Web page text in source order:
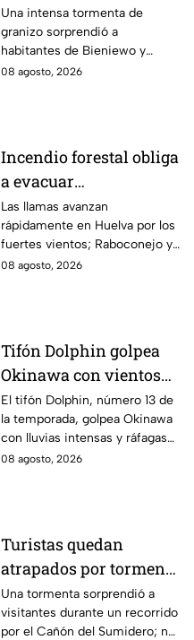
vehículos en Polonia
Una intensa tormenta de
granizo sorprendió a
habitantes de Bieniewo y
provocó daños en los cristales
08 agosto, 2026
Incendio forestal obliga
a evacuar
comunidades en
Huelva
Las llamas avanzan
rápidamente en Huelva por los
fuertes vientos; Raboconejo y
Caballón fueron evacuadas
08 agosto, 2026
Tifón Dolphin golpea
Okinawa con vientos
de hasta 157 km/h
El tifón Dolphin, número 13 de
la temporada, golpea Okinawa
con lluvias intensas y ráfagas
de hasta 157 kilómetros por
08 agosto, 2026
Turistas quedan
atrapados por tormenta
en el Cañón del
Sumidero
Una tormenta sorprendió a
visitantes durante un recorrido
por el Cañón del Sumidero; no